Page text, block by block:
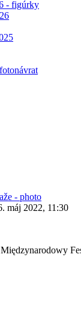
- figúrky
- photo
máj 2022, 11:30